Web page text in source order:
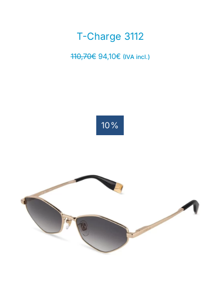
T-Charge 3112
110,70€ 94,10€ (IVA incl.)
10%